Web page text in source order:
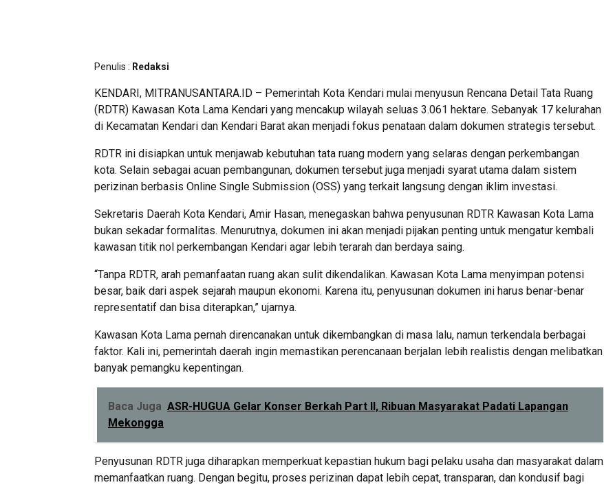
Penulis : Redaksi
KENDARI, MITRANUSANTARA.ID – Pemerintah Kota Kendari mulai menyusun Rencana Detail Tata Ruang
(RDTR) Kawasan Kota Lama Kendari yang mencakup wilayah seluas 3.061 hektare. Sebanyak 17 kelurahan
di Kecamatan Kendari dan Kendari Barat akan menjadi fokus penataan dalam dokumen strategis tersebut.
RDTR ini disiapkan untuk menjawab kebutuhan tata ruang modern yang selaras dengan perkembangan
kota. Selain sebagai acuan pembangunan, dokumen tersebut juga menjadi syarat utama dalam sistem
perizinan berbasis Online Single Submission (OSS) yang terkait langsung dengan iklim investasi.
Sekretaris Daerah Kota Kendari, Amir Hasan, menegaskan bahwa penyusunan RDTR Kawasan Kota Lama
bukan sekadar formalitas. Menurutnya, dokumen ini akan menjadi pijakan penting untuk mengatur kembali
kawasan titik nol perkembangan Kendari agar lebih terarah dan berdaya saing.
“Tanpa RDTR, arah pemanfaatan ruang akan sulit dikendalikan. Kawasan Kota Lama menyimpan potensi
besar, baik dari aspek sejarah maupun ekonomi. Karena itu, penyusunan dokumen ini harus benar-benar
representatif dan bisa diterapkan,” ujarnya.
Kawasan Kota Lama pernah direncanakan untuk dikembangkan di masa lalu, namun terkendala berbagai
faktor. Kali ini, pemerintah daerah ingin memastikan perencanaan berjalan lebih realistis dengan melibatkan
banyak pemangku kepentingan.
Baca Juga ASR-HUGUA Gelar Konser Berkah Part II, Ribuan Masyarakat Padati Lapangan
Mekongga
Penyusunan RDTR juga diharapkan memperkuat kepastian hukum bagi pelaku usaha dan masyarakat dalam
memanfaatkan ruang. Dengan begitu, proses perizinan dapat lebih cepat, transparan, dan kondusif bagi